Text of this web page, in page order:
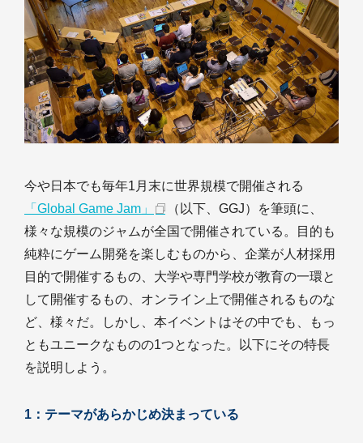
今や日本でも毎年1月末に世界規模で開催される
「Global Game Jam」
（以下、GGJ）を筆頭に、
様々な規模のジャムが全国で開催されている。目的も
純粋にゲーム開発を楽しむものから、企業が人材採用
目的で開催するもの、大学や専門学校が教育の一環と
して開催するもの、オンライン上で開催されるものな
ど、様々だ。しかし、本イベントはその中でも、もっ
ともユニークなものの1つとなった。以下にその特長
を説明しよう。
1：テーマがあらかじめ決まっている